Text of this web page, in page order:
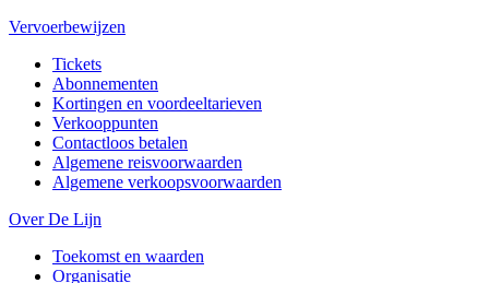
Vervoerbewijzen
Tickets
Abonnementen
Kortingen en voordeeltarieven
Verkooppunten
Contactloos betalen
Algemene reisvoorwaarden
Algemene verkoopsvoorwaarden
Over De Lijn
Toekomst en waarden
Organisatie